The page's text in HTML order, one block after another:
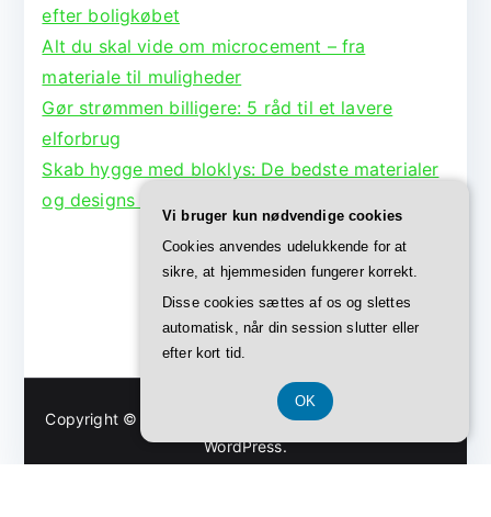
efter boligkøbet
Alt du skal vide om microcement – fra
materiale til muligheder
Gør strømmen billigere: 5 råd til et lavere
elforbrug
Skab hygge med bloklys: De bedste materialer
og designs til lysestager
Copyright © 2026 . Powered by
WordPress.
Vi bruger kun nødvendige cookies
Cookies anvendes udelukkende for at
sikre, at hjemmesiden fungerer korrekt.
Disse cookies sættes af os og slettes
automatisk, når din session slutter eller
efter kort tid.
OK